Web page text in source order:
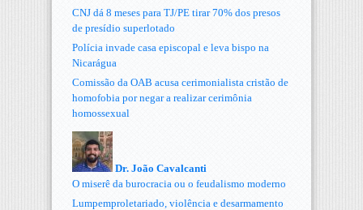
CNJ dá 8 meses para TJ/PE tirar 70% dos presos
de presídio superlotado
Polícia invade casa episcopal e leva bispo na
Nicarágua
Comissão da OAB acusa cerimonialista cristão de
homofobia por negar a realizar cerimônia
homossexual
Dr. João Cavalcanti
O miserê da burocracia ou o feudalismo moderno
Lumpemproletariado, violência e desarmamento